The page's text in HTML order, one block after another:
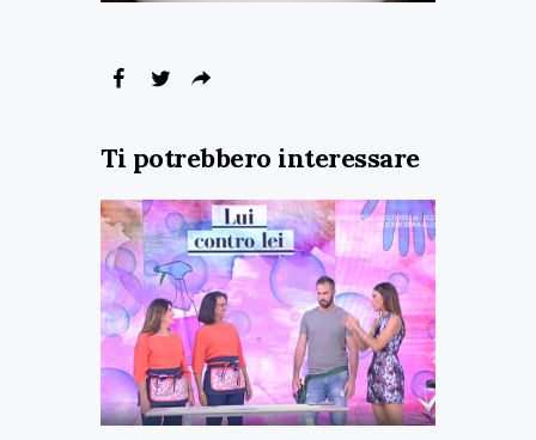
Ti potrebbero interessare